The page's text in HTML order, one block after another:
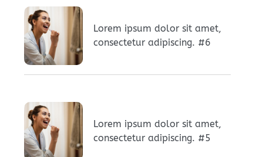
Lorem ipsum dolor sit amet,
consectetur adipiscing. #6
Lorem ipsum dolor sit amet,
consectetur adipiscing. #5